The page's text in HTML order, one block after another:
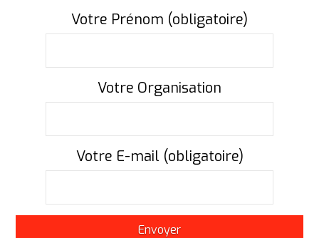
Votre Prénom (obligatoire)
Votre Organisation
Votre E-mail (obligatoire)